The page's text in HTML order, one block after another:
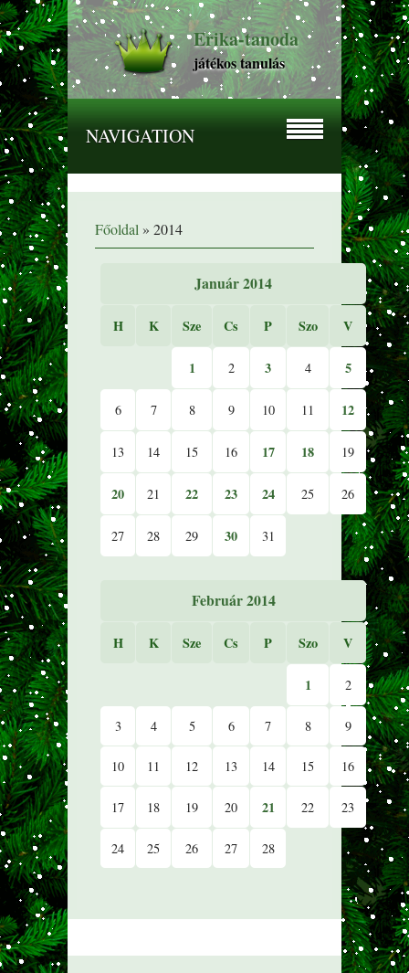
Erika-tanoda
játékos tanulás
NAVIGATION
Főoldal » 2014
Január 2014
H K Sze Cs P Szo V
1 2 3 4 5
6 7 8 9 10 11 12
13 14 15 16 17 18 19
20 21 22 23 24 25 26
27 28 29 30 31
Február 2014
H K Sze Cs P Szo V
1 2
3 4 5 6 7 8 9
10 11 12 13 14 15 16
17 18 19 20 21 22 23
24 25 26 27 28